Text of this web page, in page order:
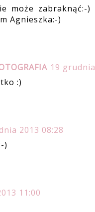
może zabraknąć:-
Agnieszka:-)
19
:)
2013 08:28
)
11:00